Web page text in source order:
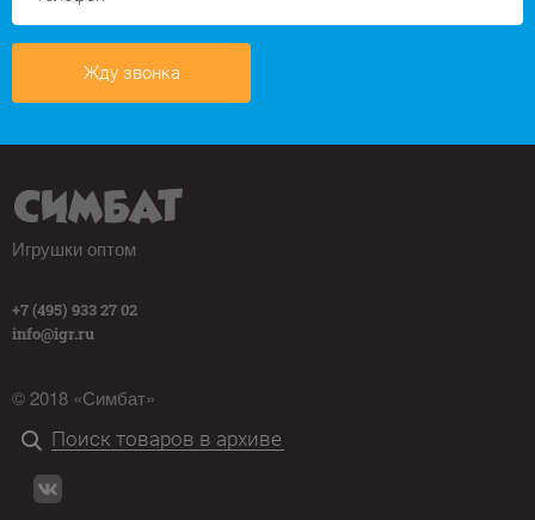
Жду звонка
Игрушки оптом
+7 (495) 933 27 02
info@igr.ru
© 2018 «Симбат»